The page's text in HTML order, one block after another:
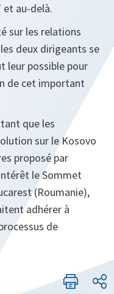
et au-delà.
sur les relations
deux dirigeants se
leur possible pour
de cet important
que les
sur le Kosovo
proposé par
le Sommet
(Roumanie),
adhérer à
de